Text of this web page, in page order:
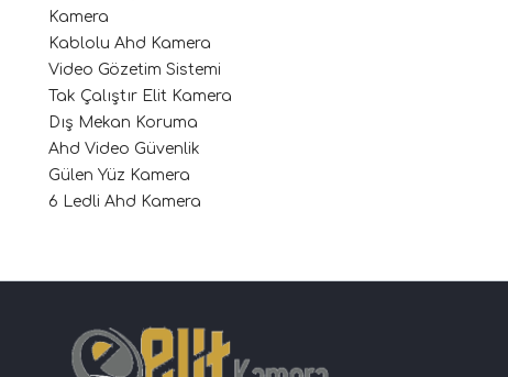
Kamera
Kablolu Ahd Kamera
Video Gözetim Sistemi
Tak Çalıştır Elit Kamera
Dış Mekan Koruma
Ahd Video Güvenlik
Gülen Yüz Kamera
6 Ledli Ahd Kamera